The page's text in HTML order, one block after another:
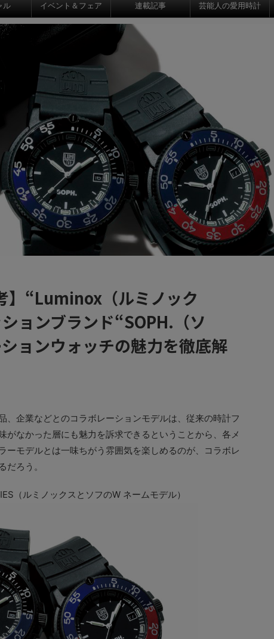
ル イベント＆フェア 連載記事 芸能人の愛用時計
】“Luminox（ルミノック
ョンブランド“SOPH.（ソ
ョンウォッチの魅力を徹底解
、企業などとのコラボレーションモデルは、従来の時計フ
がなかった層にも魅力を訴求できるということから、各メ
ーモデルとは一味ちがう雰囲気を楽しめるのが、コラボレ
だろう。
（ルミノックスとソフのW ネームモデル）